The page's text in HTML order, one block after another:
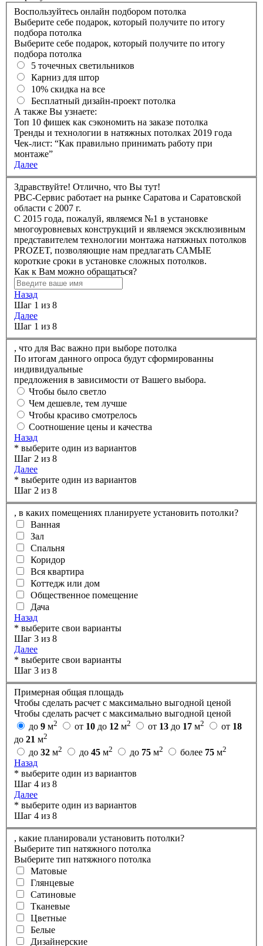
Воспользуйтесь онлайн подбором потолка
Выберите себе подарок, который получите по итогу
подбора потолка
Выберите себе подарок, который получите по итогу
подбора потолка
5 точечных светильников
Карниз для штор
10% скидка на все
Бесплатный дизайн-проект потолка
А также Вы узнаете:
Топ 10 фишек как сэкономить на заказе потолка
Тренды и технологии в натяжных потолках 2019 года
Чек-лист: “Как правильно принимать работу при
монтаже”
Далее
Здравствуйте! Отлично, что Вы тут!
РBC-Сервис работает на рынке Саратова и Саратовской
области с 2007 г.
C 2015 года, пожалуй, являемся №1 в установке
многоуровневых конструкций и являемся эксклюзивным
представителем технологии монтажа натяжных потолков
PROZET, позволяющие нам предлагать САМЫЕ
короткие сроки в установке сложных потолков.
Как к Вам можно обращаться?
Назад
Шаг 1 из 8
Далее
Шаг 1 из 8
, что для Вас важно при выборе потолка
По итогам данного опроса будут сформированны
индивидуальные
предложения в зависимости от Вашего выбора.
Чтобы было светло
Чем дешевле, тем лучше
Чтобы красиво смотрелось
Соотношение цены и качества
Назад
* выберите один из вариантов
Шаг 2 из 8
Далее
* выберите один из вариантов
Шаг 2 из 8
, в каких помещениях планируете установить потолки?
Ванная
Зал
Спальня
Коридор
Вся квартира
Коттедж или дом
Общественное помещение
Дача
Назад
* выберите свои варианты
Шаг 3 из 8
Далее
* выберите свои варианты
Шаг 3 из 8
Примерная общая площадь
Чтобы сделать расчет с максимально выгодной ценой
Чтобы сделать расчет с максимально выгодной ценой
до 9 м2 от 10 до 12 м2 от 13 до 17 м2 от 18
до 21 м2
до 32 м2 до 45 м2 до 75 м2 более 75 м2
Назад
* выберите один из вариантов
Шаг 4 из 8
Далее
* выберите один из вариантов
Шаг 4 из 8
, какие планировали установить потолки?
Выберите тип натяжного потолка
Выберите тип натяжного потолка
Матовые
Глянцевые
Сатиновые
Тканевые
Цветные
Белые
Дизайнерские